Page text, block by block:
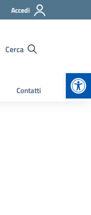
Accedi
Cerca
Contatti